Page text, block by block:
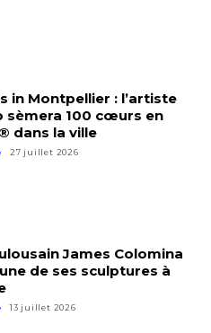
in Montpellier : l’artiste
sèmera 100 cœurs en
dans la ville
27 juillet 2026
James Colomina
de ses sculptures à
13 juillet 2026